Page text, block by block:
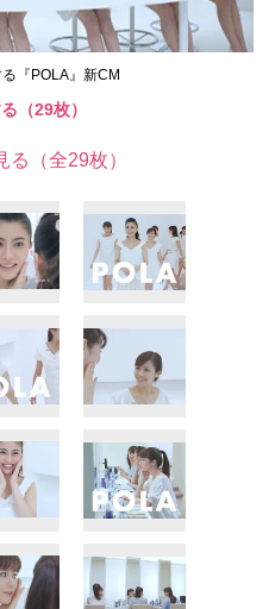
る『POLA』新CM
（29枚）
る（全29枚）